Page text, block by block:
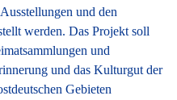
und den
werden. Das Projekt soll
und
und das Kulturgut der
Gebieten